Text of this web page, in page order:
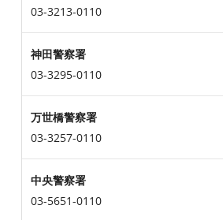
03-3213-0110
神田警察署
03-3295-0110
万世橋警察署
03-3257-0110
中央警察署
03-5651-0110